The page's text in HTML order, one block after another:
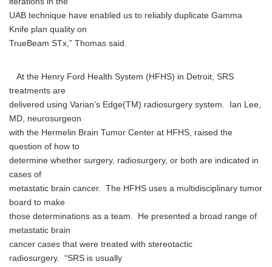
UAB technique have enabled us to reliably duplicate Gamma
Knife plan quality on
TrueBeam STx,” Thomas said.
At the Henry Ford Health System (HFHS) in Detroit, SRS
treatments are
delivered using Varian’s Edge(TM) radiosurgery system. Ian Lee,
MD, neurosurgeon
with the Hermelin Brain Tumor Center at HFHS, raised the
question of how to
determine whether surgery, radiosurgery, or both are indicated in
cases of
metastatic brain cancer. The HFHS uses a multidisciplinary tumor
board to make
those determinations as a team. He presented a broad range of
metastatic brain
cancer cases that were treated with stereotactic
radiosurgery. “SRS is usually